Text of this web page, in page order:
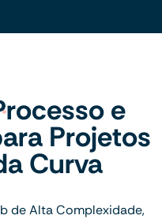
e
Projetos
Curva
de Alta Complexidade,